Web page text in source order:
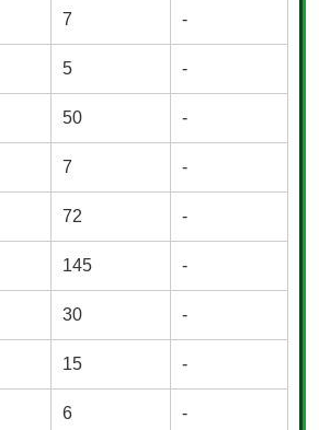
7 -
5 -
50 -
7 -
72 -
145 -
30 -
15 -
6 -